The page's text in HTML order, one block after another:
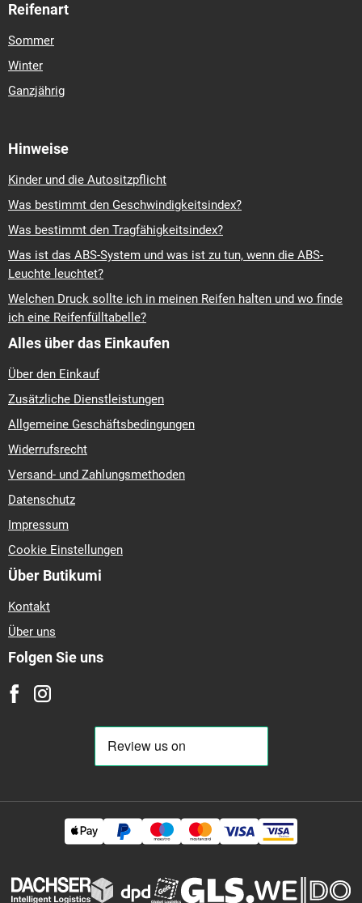
Reifenart
Sommer
Winter
Ganzjährig
Hinweise
Kinder und die Autositzpflicht
Was bestimmt den Geschwindigkeitsindex?
Was bestimmt den Tragfähigkeitsindex?
Was ist das ABS-System und was ist zu tun, wenn die ABS-
Leuchte leuchtet?
Welchen Druck sollte ich in meinen Reifen halten und wo finde
ich eine Reifenfülltabelle?
Alles über das Einkaufen
Über den Einkauf
Zusätzliche Dienstleistungen
Allgemeine Geschäftsbedingungen
Widerrufsrecht
Versand- und Zahlungsmethoden
Datenschutz
Impressum
Cookie Einstellungen
Über Butikumi
Kontakt
Über uns
Folgen Sie uns